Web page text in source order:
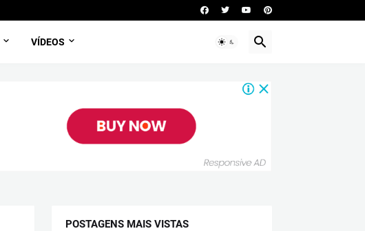
VÍDEOS
POSTAGENS MAIS VISTAS